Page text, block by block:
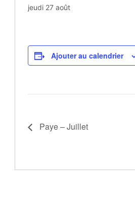
jeudi 27 août
Ajouter au calendrier
Paye – Juillet